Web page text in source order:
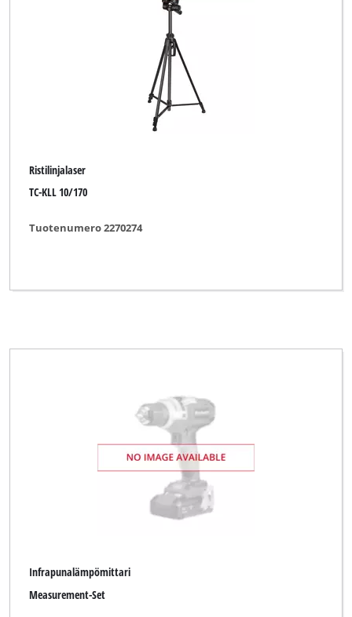
Ristilinjalaser
TC-KLL 10/170
Tuotenumero 2270274
Infrapunalämpömittari
Measurement-Set